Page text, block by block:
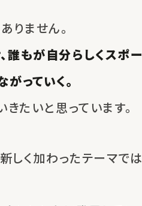
りません。
誰もが自分らしくスポー
っていく。
たいと思っています。
新しく加わったテーマでは